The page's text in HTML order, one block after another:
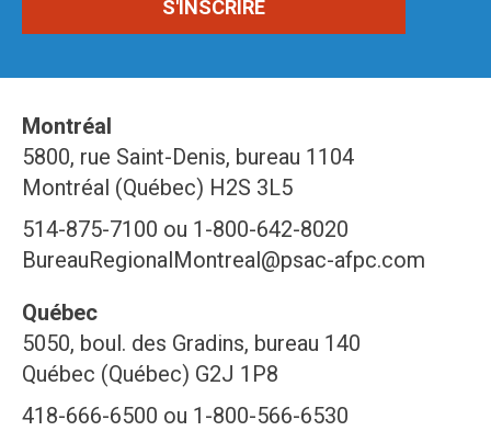
Montréal
5800, rue Saint-Denis, bureau 1104
Montréal (Québec) H2S 3L5
514-875-7100 ou 1-800-642-8020
BureauRegionalMontreal@psac-afpc.com
Québec
5050, boul. des Gradins, bureau 140
Québec (Québec) G2J 1P8
418-666-6500 ou 1-800-566-6530